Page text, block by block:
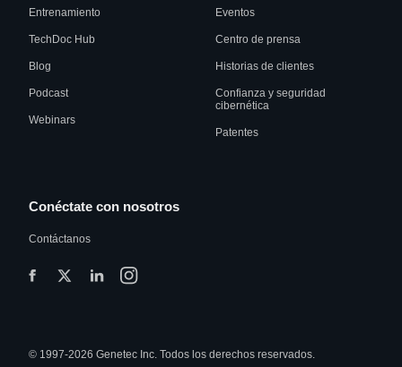
Entrenamiento
TechDoc Hub
Blog
Podcast
Webinars
Eventos
Centro de prensa
Historias de clientes
Confianza y seguridad
cibernética
Patentes
Conéctate con nosotros
Contáctanos
© 1997-2026 Genetec Inc. Todos los derechos reservados.